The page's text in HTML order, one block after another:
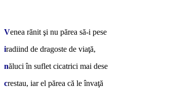
Venea rănit şi nu părea să-i pese
iradiind de dragoste de viaţă,
năluci în suflet cicatrici mai dese
crestau, iar el părea că le învaţă